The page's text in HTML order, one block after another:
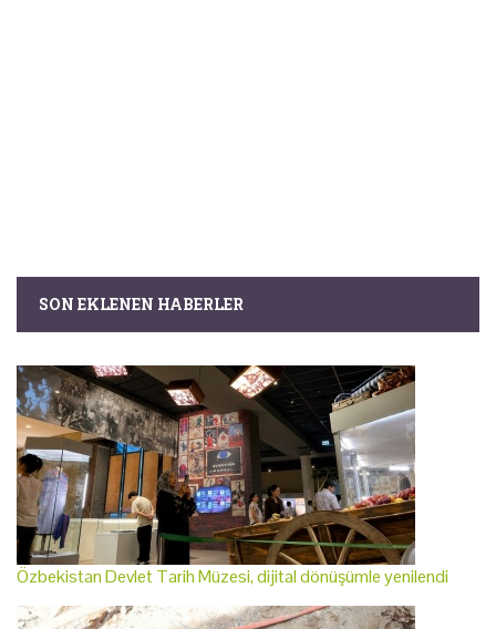
SON EKLENEN HABERLER
Özbekistan Devlet Tarih Müzesi, dijital dönüşümle yenilendi